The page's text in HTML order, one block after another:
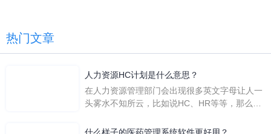
热门文章
人力资源HC计划是什么意思？
在人力资源管理部门会出现很多英文字母让人一
头雾水不知所云，比如说HC、HR等等，那么它
么呢？
什么样子的医药管理系统软件更好用？